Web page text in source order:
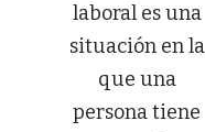
laboral es una
situación en la
que una
persona tiene